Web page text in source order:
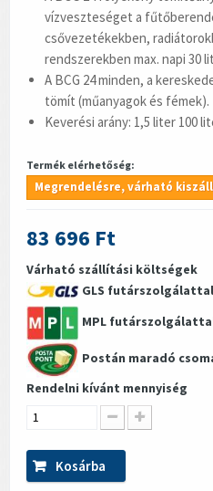
vízveszteséget a
csővezetékekben,
rendszerekben max. napi 30
A BCG 24 minden, a
tömít (műanyagok és fémek).
Keverési arány: 1,5 liter 100
Termék elérhetőség:
Megrendelésre, várható
83 696 Ft
Várható szállítási költségek
GLS
MPL
Postán maradó
Rendelni kívánt mennyiség
Kosárba